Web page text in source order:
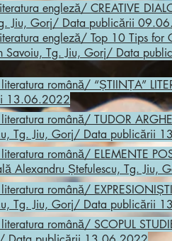
engleză/ CREATIVE
Jiu, Gorj/ Data publicării
engleză/ Top 10 Tips
Savoiu, Tg. Jiu, Gorj/ Data
română/ “ȘTIINȚA”
13.06.2022
română/ TUDOR
Tg. Jiu, Gorj/ Data publicării
română/ ELEMENTE
Alexandru Ștefulescu, Tg.
română/
Tg. Jiu, Gorj/ Data publicării
română/ SCOPUL